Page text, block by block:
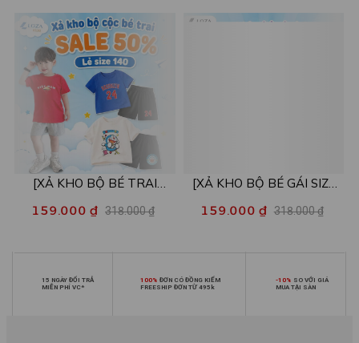
26kg - Loza Kids XB004
26kg - Loza Kids XB005
[XẢ KHO BỘ BÉ TRAI
nhiều mẫu - Quần áo bé trai
159.000 ₫ 318.000 ₫
[XẢ KHO BỘ BÉ GÁI SIZE
mẫu - Quần áo bé gái từ 26-
159.000 ₫ 318.000 ₫
15 NGÀY ĐỔI TRẢ
MIỄN PHÍ VC*
100% ĐƠN CÓ ĐỒNG KIỂM
FREESHIP ĐƠN TỪ 495k
-10% SO VỚI GIÁ
MUA TẠI SÀN